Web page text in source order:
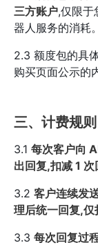
三方账户,仅限于
器人服务的消耗。
2.3 额度包的具
购买页面公示的
三、计费规则
3.1 每次客户向
出回复,扣减 1 次
3.2 客户连续发
理后统一回复,仅
3.3 每次回复过